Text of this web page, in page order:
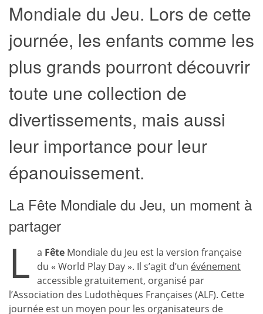
Mondiale du Jeu. Lors de cette
journée, les enfants comme les
plus grands pourront découvrir
toute une collection de
divertissements, mais aussi
leur importance pour leur
épanouissement.
La Fête Mondiale du Jeu, un moment à
partager
L a Fête Mondiale du Jeu est la version française
du « World Play Day ». Il s’agit d’un événement
accessible gratuitement, organisé par
l’Association des Ludothèques Françaises (ALF). Cette
journée est un moyen pour les organisateurs de